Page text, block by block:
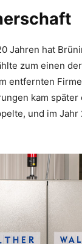
Jahren hat
zum einen
entfernten
kam später
und im